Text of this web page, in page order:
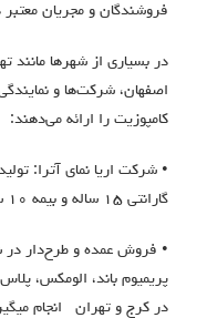
فروشندگان و مجریان معتبر
در بسیاری از شهرها مانند
اصفهان، شرکت‌ها و
کامپوزیت را ارائه می‌دهند:
• شرکت اريا نماي آترا:
گارانتی ۱۵ ساله و بیمه ۱۰ ساله .
• فروش عمده و طرح‌دار در
پريميوم باند، الومكس،
در کرج و تهران انجام